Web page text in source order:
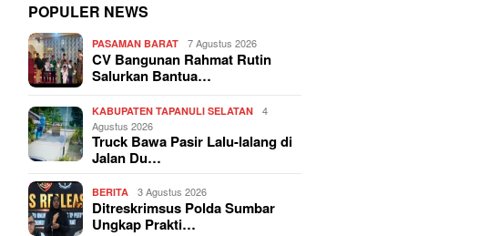
POPULER NEWS
PASAMAN BARAT 7 Agustus 2026
CV Bangunan Rahmat Rutin
Salurkan Bantua…
KABUPATEN TAPANULI SELATAN
4
Agustus 2026
Truck Bawa Pasir Lalu-lalang di
Jalan Du…
BERITA 3 Agustus 2026
Ditreskrimsus Polda Sumbar
Ungkap Prakti…